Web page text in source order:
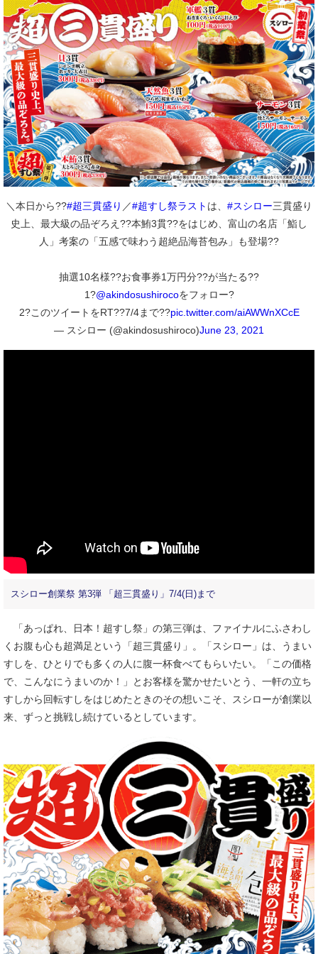
＼本日から??#超三貫盛り ／#超すし祭ラスト は、 #スシロー三貫盛り
史上、最大級の品ぞろえ??本鮪3貫??をはじめ、富山の名店「鮨し
人」考案の「五感で味わう超絶品海苔包み」も登場??
抽選10名様??お食事券1万円分??が当たる??
1?@akindosushirocoをフォロー?
2?このツイートをRT??7/4まで??pic.twitter.com/aiAWWnXCcE
— スシロー (@akindosushiroco)June 23, 2021
スシロー創業祭 第3弾 「超三貫盛り」7/4(日)まで
「あっぱれ、日本！超すし祭」の第三弾は、ファイナルにふさわし
くお腹も心も超満足という「超三貫盛り」。「スシロー」は、うまい
すしを、ひとりでも多くの人に腹一杯食べてもらいたい。「この価格
で、こんなにうまいのか！」とお客様を驚かせたいとう、一軒の立ち
すしから回転すしをはじめたときのその想いこそ、スシローが創業以
来、ずっと挑戦し続けているとしています。